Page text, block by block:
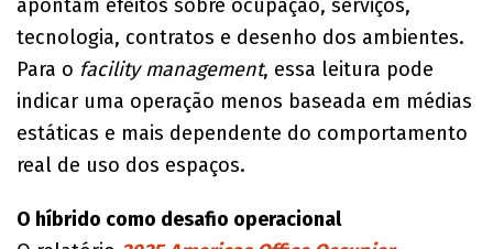
apontam efeitos sobre ocupação, serviços,
tecnologia, contratos e desenho dos ambientes.
Para o facility management, essa leitura pode
indicar uma operação menos baseada em médias
estáticas e mais dependente do comportamento
real de uso dos espaços.
O híbrido como desafio operacional